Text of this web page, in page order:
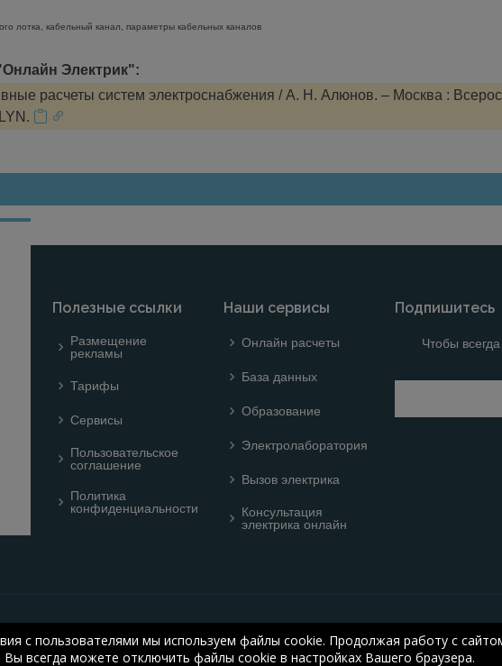
лотка, кабельный канал, параметры кабельных каналов
Электрик":
расчеты систем электроснабжения / А. Н. Алюнов. – Москва :
Полезные ссылки
Размещение
рекламы
Тарифы
Сервисы
Пользовательское
соглашение
Политика
конфиденциальности
Наши сервисы
Онлайн расчеты
База данных
Образование
Электролаборатория
Вызов электрика
Консультация
электрика онлайн
Подпишитесь
Чтобы
electric.ru, 2008-2026
с пользователями мы используем файлы cookie. Продолжая работу с
всегда можете отключить файлы cookie в настройках Вашего браузера.